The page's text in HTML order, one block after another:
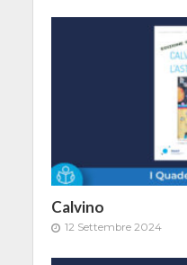
Calvino
12 Settembre 2024